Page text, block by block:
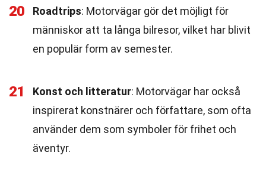
20 Roadtrips: Motorvägar gör det möjligt för
människor att ta långa bilresor, vilket har blivit
en populär form av semester.
21 Konst och litteratur: Motorvägar har också
inspirerat konstnärer och författare, som ofta
använder dem som symboler för frihet och
äventyr.